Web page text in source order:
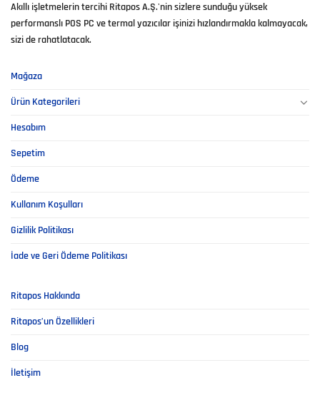
Akıllı işletmelerin tercihi Ritapos A.Ş.'nin sizlere sunduğu yüksek
performanslı POS PC ve termal yazıcılar işinizi hızlandırmakla kalmayacak,
sizi de rahatlatacak.
Mağaza
Ürün Kategorileri
Hesabım
Sepetim
Ödeme
Kullanım Koşulları
Gizlilik Politikası
İade ve Geri Ödeme Politikası
Ritapos Hakkında
Ritapos’un Özellikleri
Blog
İletişim